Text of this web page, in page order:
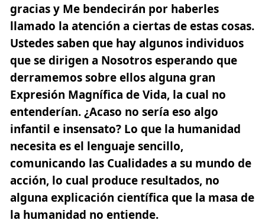
gracias y Me bendecirán por haberles
llamado la atención a ciertas de estas cosas.
Ustedes saben que hay algunos individuos
que se dirigen a Nosotros esperando que
derramemos sobre ellos alguna gran
Expresión Magnífica de Vida, la cual no
entenderían. ¿Acaso no sería eso algo
infantil e insensato? Lo que la humanidad
necesita es el lenguaje sencillo,
comunicando las Cualidades a su mundo de
acción, lo cual produce resultados, no
alguna explicación científica que la masa de
la humanidad no entiende.